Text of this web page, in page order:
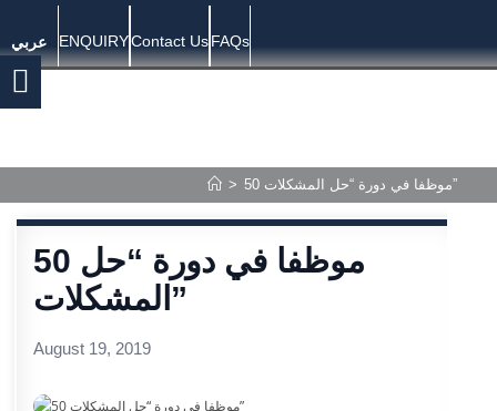
عربي ENQUIRYContact UsFAQs
> 50 موظفا في دورة “حل المشكلات”
50 موظفا في دورة “حل
المشكلات”
August 19, 2019